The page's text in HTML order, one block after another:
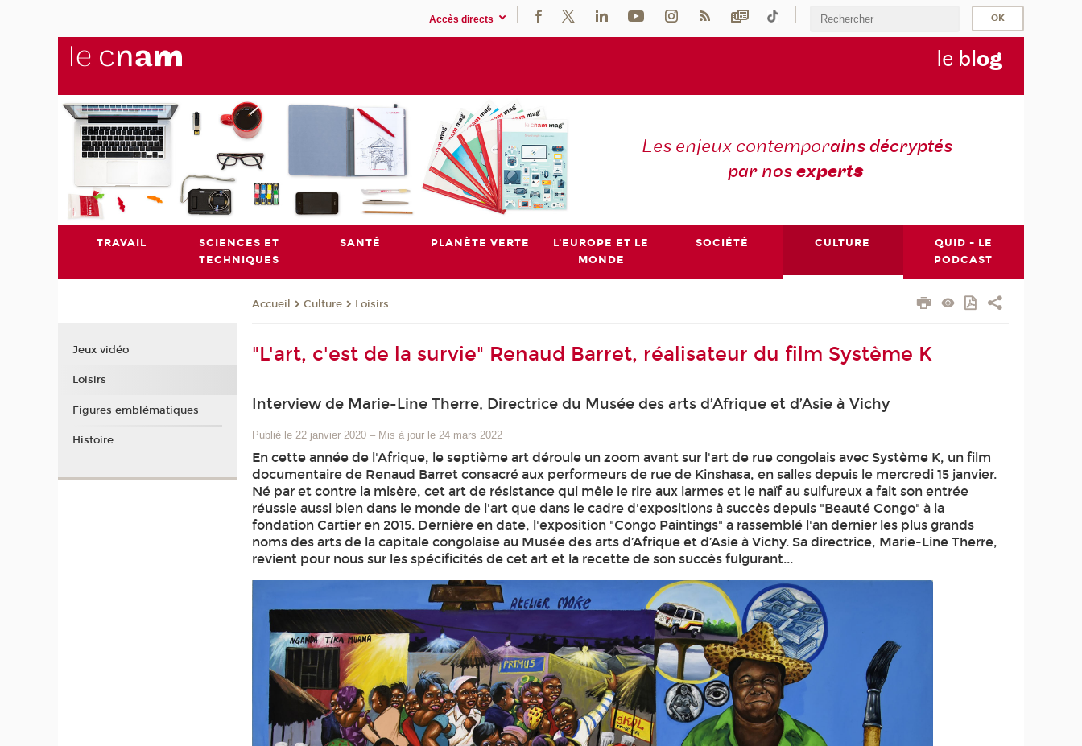
Accès directs
le blog
Les enjeux contemporains décryptés
par nosexperts
TRAVAIL
SCIENCES ET
TECHNIQUES
SANTÉ PLANÈTE VERTE
L'EUROPE ET LE
MONDE
SOCIÉTÉ CULTURE
QUID - LE
PODCAST
Accueil Culture Loisirs
"L'art, c'est de la survie" Renaud Barret, réalisateur du film Système K
Interview de Marie-Line Therre, Directrice du Musée des arts d’Afrique et d’Asie à Vichy
Publié le 22 janvier 2020 – Mis à jour le 24 mars 2022
En cette année de l'Afrique, le septième art déroule un zoom avant sur l'art de rue congolais avec Système K, un film
documentaire de Renaud Barret consacré aux performeurs de rue de Kinshasa, en salles depuis le mercredi 15 janvier.
Né par et contre la misère, cet art de résistance qui mêle le rire aux larmes et le naïf au sulfureux a fait son entrée
réussie aussi bien dans le monde de l'art que dans le cadre d'expositions à succès depuis "Beauté Congo" à la
fondation Cartier en 2015. Dernière en date, l'exposition "Congo Paintings" a rassemblé l'an dernier les plus grands
noms des arts de la capitale congolaise au Musée des arts d’Afrique et d’Asie à Vichy. Sa directrice, Marie-Line Therre,
revient pour nous sur les spécificités de cet art et la recette de son succès fulgurant...
Jeux vidéo
Loisirs
Figures emblématiques
Histoire